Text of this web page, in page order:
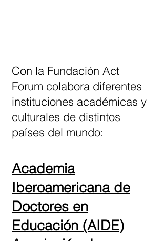
Con la Fundación Act
Forum colabora diferentes
instituciones académicas y
culturales de distintos
países del mundo:
Academia
Iberoamericana de
Doctores en
Educación (AIDE)